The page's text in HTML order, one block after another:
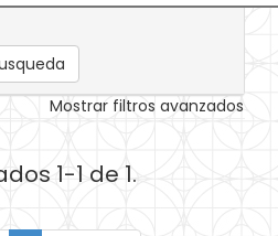
Mostrar filtros avanzados
1-1 de 1.